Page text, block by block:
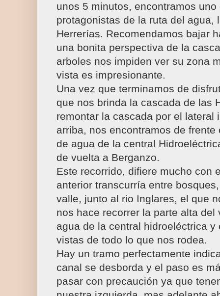
unos 5 minutos, encontramos
protagonistas de la ruta del agua,
Herrerías. Recomendamos bajar
una bonita perspectiva de la
arboles nos impiden ver su zona
vista es impresionante.
Una vez que terminamos de
que nos brinda la cascada de las
remontar la cascada por el lateral
arriba, nos encontramos de
de agua de la central
de vuelta a Berganzo.
Este recorrido, difiere mucho con
anterior transcurría entre
valle, junto al rio Inglares, el que
nos hace recorrer la parte alta
agua de la central hidroeléctrica
vistas de todo lo que nos rodea.
Hay un tramo perfectamente
canal se desborda y el paso es
pasar con precaución ya que